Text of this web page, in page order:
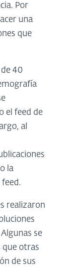
Por
una
que
40
el feed de
al
la
realizaron
se
que otras
de sus